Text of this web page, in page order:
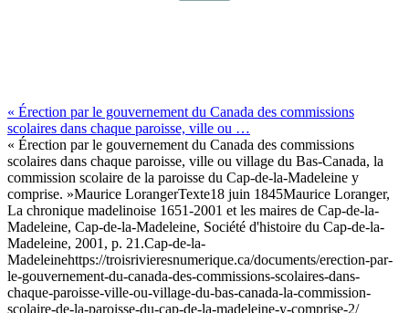
« Érection par le gouvernement du Canada des commissions
scolaires dans chaque paroisse, ville ou …
« Érection par le gouvernement du Canada des commissions
scolaires dans chaque paroisse, ville ou village du Bas-Canada, la
commission scolaire de la paroisse du Cap-de-la-Madeleine y
comprise. »Maurice LorangerTexte18 juin 1845Maurice Loranger,
La chronique madelinoise 1651-2001 et les maires de Cap-de-la-
Madeleine, Cap-de-la-Madeleine, Société d'histoire du Cap-de-la-
Madeleine, 2001, p. 21.Cap-de-la-
Madeleinehttps://troisrivieresnumerique.ca/documents/erection-par-
le-gouvernement-du-canada-des-commissions-scolaires-dans-
chaque-paroisse-ville-ou-village-du-bas-canada-la-commission-
scolaire-de-la-paroisse-du-cap-de-la-madeleine-y-comprise-2/